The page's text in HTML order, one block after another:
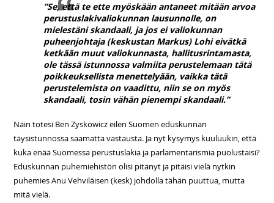
”Se, että te ette myöskään antaneet mitään arvoa
perustuslakivaliokunnan lausunnolle, on
mielestäni skandaali, ja jos ei valiokunnan
puheenjohtaja (keskustan Markus) Lohi eivätkä
ketkään muut valiokunnasta, hallitusrintamasta,
ole tässä istunnossa valmiita perustelemaan tätä
poikkeuksellista menettelyään, vaikka tätä
perustelemista on vaadittu, niin se on myös
skandaali, tosin vähän pienempi skandaali.”
Näin totesi Ben Zyskowicz eilen Suomen eduskunnan
täysistunnossa saamatta vastausta. Ja nyt kysymys kuuluukin, että
kuka enää Suomessa perustuslakia ja parlamentarismia puolustaisi?
Eduskunnan puhemiehistön olisi pitänyt ja pitäisi vielä nytkin
puhemies Anu Vehviläisen (kesk) johdolla tähän puuttua, mutta
mitä vielä.